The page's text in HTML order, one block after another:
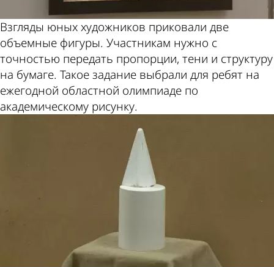
Взгляды юных художников приковали две
объемные фигуры. Участникам нужно с
точностью передать пропорции, тени и структуру
на бумаге. Такое задание выбрали для ребят на
ежегодной областной олимпиаде по
академическому рисунку.